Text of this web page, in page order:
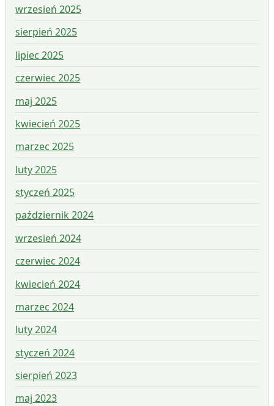
wrzesień 2025
sierpień 2025
lipiec 2025
czerwiec 2025
maj 2025
kwiecień 2025
marzec 2025
luty 2025
styczeń 2025
październik 2024
wrzesień 2024
czerwiec 2024
kwiecień 2024
marzec 2024
luty 2024
styczeń 2024
sierpień 2023
maj 2023